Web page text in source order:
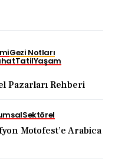
Gezi Notları
TatilYaşam
Pazarları Rehberi
Sektörel
Motofest’e Arabica